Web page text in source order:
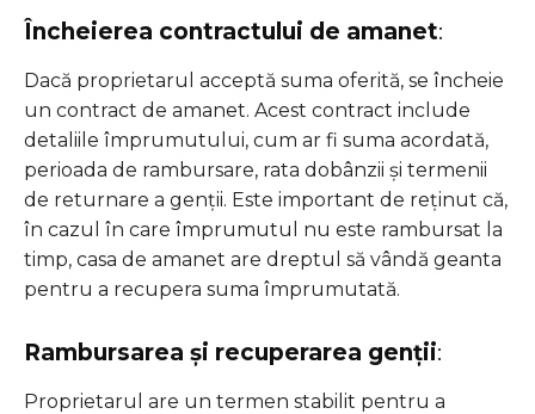
Încheierea contractului de amanet:
Dacă proprietarul acceptă suma oferită, se încheie
un contract de amanet. Acest contract include
detaliile împrumutului, cum ar fi suma acordată,
perioada de rambursare, rata dobânzii și termenii
de returnare a genții. Este important de reținut că,
în cazul în care împrumutul nu este rambursat la
timp, casa de amanet are dreptul să vândă geanta
pentru a recupera suma împrumutată.
Rambursarea și recuperarea genții:
Proprietarul are un termen stabilit pentru a